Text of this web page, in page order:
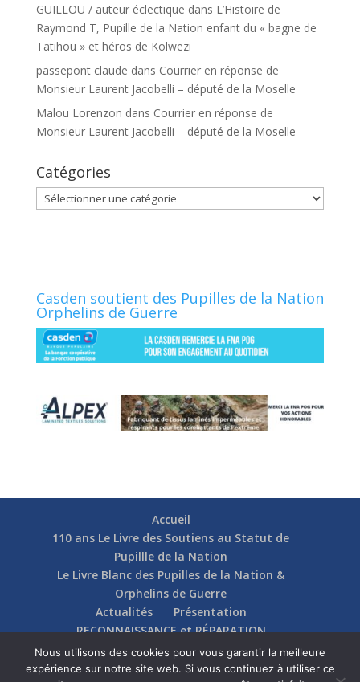
GUILLOU / auteur éclectique dans L’Histoire de
Raymond T, Pupille de la Nation enfant du « bagne de
Tatihou » et héros de Kolwezi
passepont claude dans Courrier en réponse de
Monsieur Laurent Jacobelli – député de la Moselle
Malou Lorenzon dans Courrier en réponse de
Monsieur Laurent Jacobelli – député de la Moselle
Catégories
Catégories
Casden soutient des Pupilles de la Nation
Orphelins de Guerre
Accueil
110 ans Le Livre des Soutiens au Statut de
Pupillle de la Nation
Le Livre Blanc des Pupilles de la Nation &
Orphelins de Guerre
Actualités
Présentation
RECONNAISSANCE et RÉPARATION
Nos soutiens
Fédérations
Actions
Communication
Contact
Nous utilisons des cookies pour vous garantir la meilleure
expérience sur notre site web. Si vous continuez à utiliser ce